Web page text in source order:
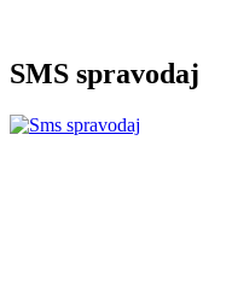
SMS spravodaj